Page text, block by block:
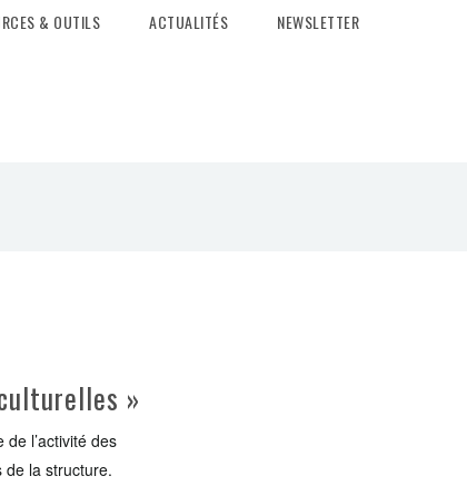
& OUTILS ACTUALITÉS NEWSLETTER
»
l’activité des
de la structure.